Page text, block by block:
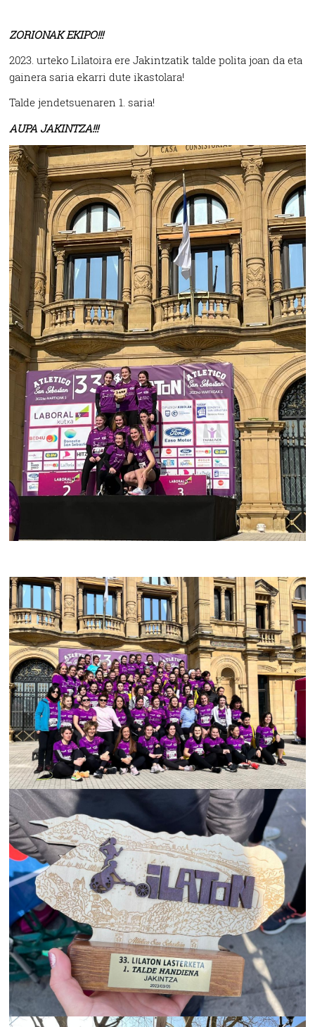
ZORIONAK EKIPO!!!
2023. urteko Lilatoira ere Jakintzatik talde polita joan da eta
gainera saria ekarri dute ikastolara!
Talde jendetsuenaren 1. saria!
AUPA JAKINTZA!!!